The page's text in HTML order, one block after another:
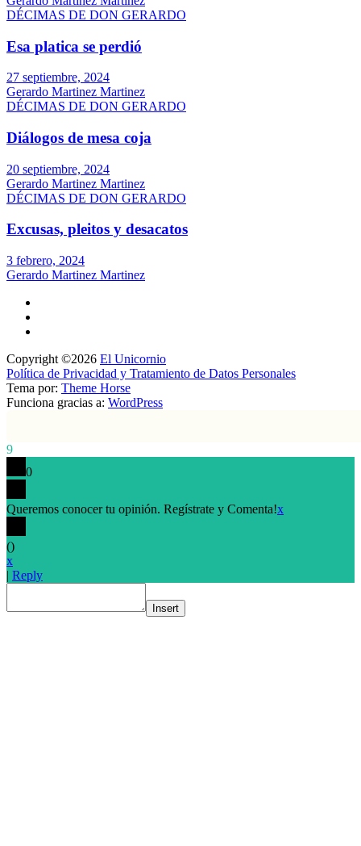
DÉCIMAS DE DON GERARDO
Esa platica se perdió
27 septiembre, 2024
Gerardo Martinez Martinez
DÉCIMAS DE DON GERARDO
Diálogos de mesa coja
20 septiembre, 2024
Gerardo Martinez Martinez
DÉCIMAS DE DON GERARDO
Excusas, pleitos y desacatos
3 febrero, 2024
Gerardo Martinez Martinez
Copyright ©2026 El Unicornio
Política de Privacidad y Tratamiento de Datos Personales
Tema por: Theme Horse
Funciona gracias a: WordPress
9
0
Queremos conocer tu opinión. Regístrate y Comenta!x
()
x
| Reply
Insert